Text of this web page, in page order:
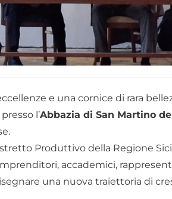
e una cornice di rara
l’Abbazia di San Martino
Produttivo della Regione
accademici,
una nuova traiettoria di